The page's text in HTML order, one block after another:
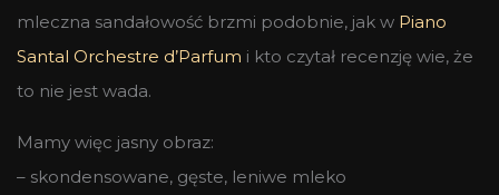
mleczna sandałowość brzmi podobnie, jak w Piano
Santal Orchestre d’Parfum i kto czytał recenzję wie, że
to nie jest wada.
Mamy więc jasny obraz:
– skondensowane, gęste, leniwe mleko